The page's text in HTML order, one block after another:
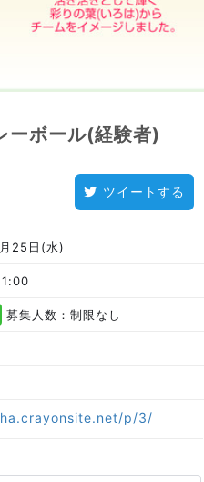
ーボール(経験者)
ツイートする
25日(水)
募集人数：制限なし
p/3/